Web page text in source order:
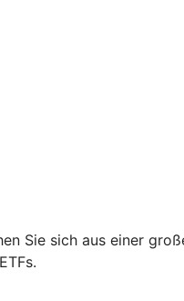
Sie sich aus einer